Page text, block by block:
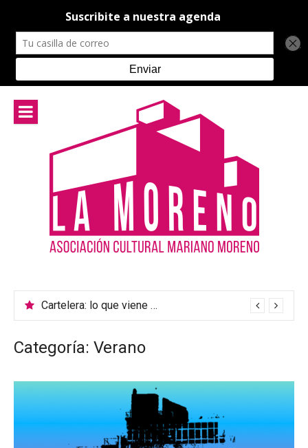
contenido
Cartelera: lo que viene en el teatro de La Moreno
Categoría: Verano